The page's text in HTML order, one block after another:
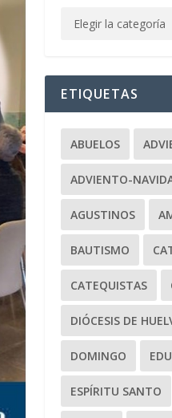
ETIQUETAS
ABUELOS
ADVIENTO-
AGUSTINOS
BAUTISMO
CATEQUISTAS
DIÓCESIS DE
DOMINGO
ESPÍRITU SANTO